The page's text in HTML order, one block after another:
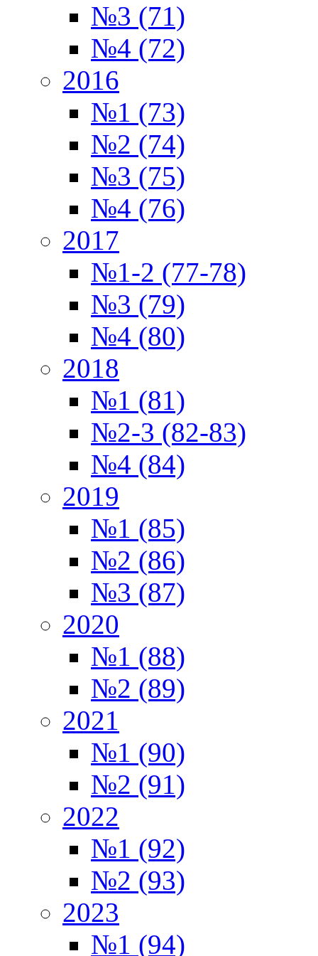
№3 (71)
№4 (72)
2016
№1 (73)
№2 (74)
№3 (75)
№4 (76)
2017
№1-2 (77-78)
№3 (79)
№4 (80)
2018
№1 (81)
№2-3 (82-83)
№4 (84)
2019
№1 (85)
№2 (86)
№3 (87)
2020
№1 (88)
№2 (89)
2021
№1 (90)
№2 (91)
2022
№1 (92)
№2 (93)
2023
№1 (94)